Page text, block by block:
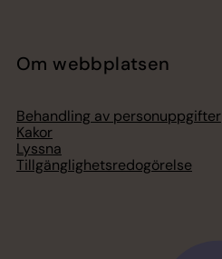
Om webbplatsen
Behandling av personuppgifter
Kakor
Lyssna
Tillgänglighetsredogörelse